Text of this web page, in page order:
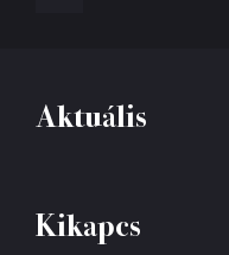
Aktuális
Kikapcs